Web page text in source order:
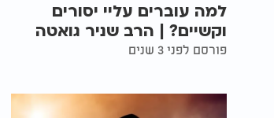
למה עוברים עליי יסורים
וקשיים? | הרב שניר גואטה
פורסם לפני 3 שנים